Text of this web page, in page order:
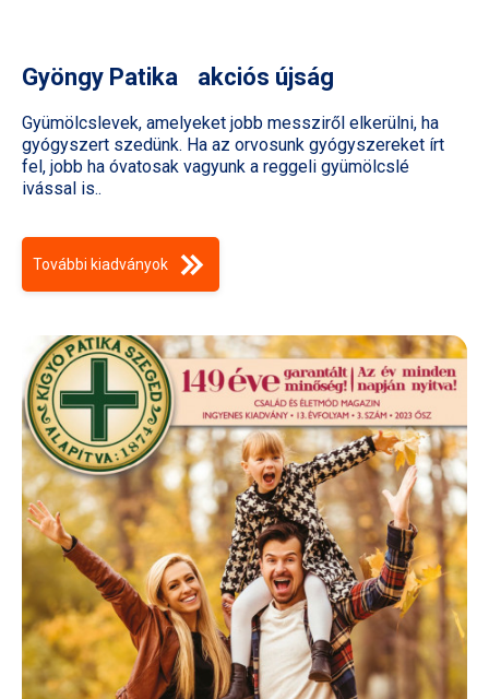
Gyöngy Patika akciós újság
Gyümölcslevek, amelyeket jobb messziről elkerülni, ha
gyógyszert szedünk. Ha az orvosunk gyógyszereket írt
fel, jobb ha óvatosak vagyunk a reggeli gyümölcslé
ivással is..
További kiadványok